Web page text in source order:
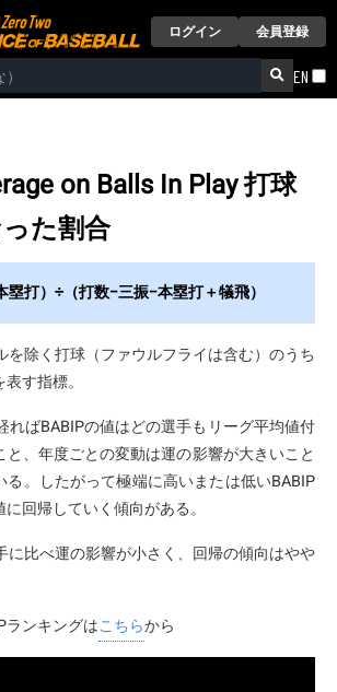
ログイン 会員登録
EN
on Balls In Play打球
た割合
塁打）÷（打数−三振−本塁打＋犠飛）
を除く打球（ファウルフライは含む）のうち
す指標。
ればBABIPの値はどの選手もリーグ平均値付
、年度ごとの変動は運の影響が大きいこと
る。したがって極端に高いまたは低いBABIP
回帰していく傾向がある。
に比べ運の影響が小さく、回帰の傾向はやや
ランキングはこちらから